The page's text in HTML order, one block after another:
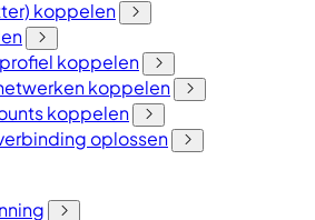
koppelen
koppelen
koppelen
koppelen
oplossen